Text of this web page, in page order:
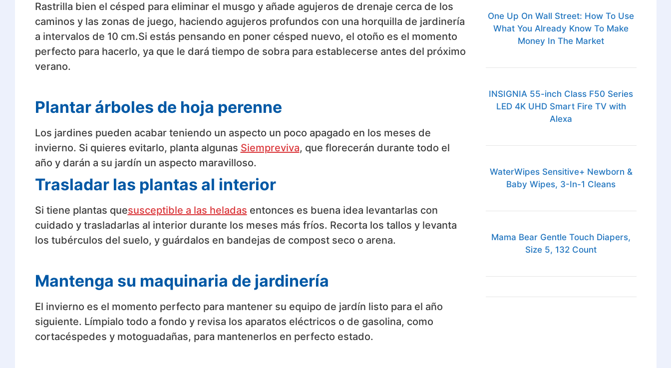
Rastrilla bien el césped para eliminar el musgo y añade agujeros de drenaje cerca de los
caminos y las zonas de juego, haciendo agujeros profundos con una horquilla de jardinería
a intervalos de 10 cm.Si estás pensando en poner césped nuevo, el otoño es el momento
perfecto para hacerlo, ya que le dará tiempo de sobra para establecerse antes del próximo
verano.
Plantar árboles de hoja perenne
Los jardines pueden acabar teniendo un aspecto un poco apagado en los meses de
invierno. Si quieres evitarlo, planta algunas Siempreviva, que florecerán durante todo el
año y darán a su jardín un aspecto maravilloso.
Trasladar las plantas al interior
Si tiene plantas quesusceptible a las heladas entonces es buena idea levantarlas con
cuidado y trasladarlas al interior durante los meses más fríos. Recorta los tallos y levanta
los tubérculos del suelo, y guárdalos en bandejas de compost seco o arena.
Mantenga su maquinaria de jardinería
El invierno es el momento perfecto para mantener su equipo de jardín listo para el año
siguiente. Límpialo todo a fondo y revisa los aparatos eléctricos o de gasolina, como
cortacéspedes y motoguadañas, para mantenerlos en perfecto estado.
One Up On Wall Street: How To Use
What You Already Know To Make
Money In The Market
INSIGNIA 55-inch Class F50 Series
LED 4K UHD Smart Fire TV with
Alexa
WaterWipes Sensitive+ Newborn &
Baby Wipes, 3-In-1 Cleans
Mama Bear Gentle Touch Diapers,
Size 5, 132 Count